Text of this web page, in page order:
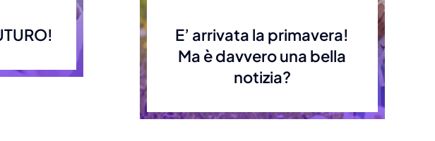
E’ arrivata la primavera!
Ma è davvero una bella
notizia?